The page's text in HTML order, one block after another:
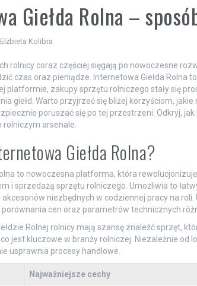
Giełda Rolna –
Elżbieta Kolibra
rolnicy coraz częściej sięgają po nowoczesne
czas oraz pieniądze. Internetowa Giełda Rolna
platformie, zakupy sprzętu rolniczego stały się
giełd. Warto przyjrzeć się bliżej korzyściom,
poruszać się po tej przestrzeni. Odkryj,
arsenale.
Giełda Rolna?
to nowoczesna platforma, która
i sprzedażą sprzętu rolniczego. Umożliwia to
niezbędnych w codziennej pracy na
cen oraz parametrów technicznych
Rolnej rolnicy mają szansę znaleźć sprzęt,
jest kluczowe w branży rolniczej. Niezależnie od
usprawnia procesy handlowe.
Najważniejsze cechy